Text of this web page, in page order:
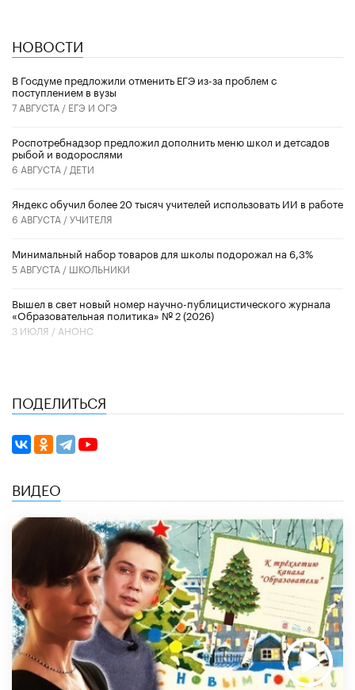
НОВОСТИ
В Госдуме предложили отменить ЕГЭ из-за проблем с
поступлением в вузы
7 АВГУСТА / ЕГЭ И ОГЭ
Роспотребнадзор предложил дополнить меню школ и детсадов
рыбой и водорослями
6 АВГУСТА / ДЕТИ
​Яндекс обучил более 20 тысяч учителей использовать ИИ в работе
6 АВГУСТА /УЧИТЕЛЯ
Минимальный набор товаров для школы подорожал на 6,3%
5 АВГУСТА / ШКОЛЬНИКИ
Вышел в свет новый номер научно-публицистического журнала
«Образовательная политика» № 2 (2026)
3 ИЮЛЯ / АНОНС
ПОДЕЛИТЬСЯ
ВИДЕО